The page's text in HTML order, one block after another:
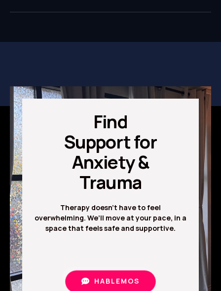
Find
Support for
Anxiety &
Trauma
Therapy doesn’t have to feel
overwhelming. We’ll move at your pace, in a
space that feels safe and supportive.
HABLEMOS